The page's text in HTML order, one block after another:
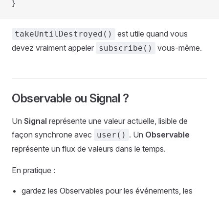
}
takeUntilDestroyed()
est utile quand vous
devez vraiment appeler subscribe() vous-même.
Observable ou Signal ?
Un Signal représente une valeur actuelle, lisible de
façon synchrone avec
user() . Un Observable
représente un flux de valeurs dans le temps.
En pratique :
gardez les Observables pour les événements, les